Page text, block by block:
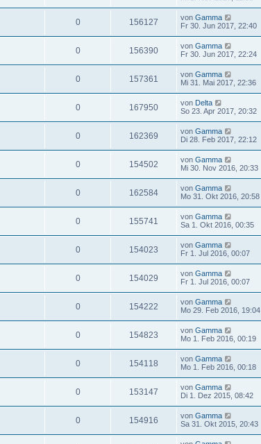
0 156127 von Gamma
Fr 30. Jun 2017, 22:40
0 156390 von Gamma
Fr 30. Jun 2017, 22:24
0 157361 von Gamma
Mi 31. Mai 2017, 22:36
0 167950 von Delta
So 23. Apr 2017, 20:32
0 162369 von Gamma
Di 28. Feb 2017, 22:12
0 154502 von Gamma
Mi 30. Nov 2016, 20:33
0 162584 von Gamma
Mo 31. Okt 2016, 20:58
0 155741 von Gamma
Sa 1. Okt 2016, 00:35
0 154023 von Gamma
Fr 1. Jul 2016, 00:07
0 154029 von Gamma
Fr 1. Jul 2016, 00:07
0 154222 von Gamma
Mo 29. Feb 2016, 19:04
0 154823 von Gamma
Mo 1. Feb 2016, 00:19
0 154118 von Gamma
Mo 1. Feb 2016, 00:18
0 153147 von Gamma
Di 1. Dez 2015, 08:42
0 154916 von Gamma
Sa 31. Okt 2015, 20:43